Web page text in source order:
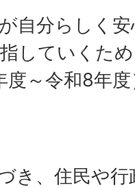
自分らしく
していくた
度～令和8年
き、住民や